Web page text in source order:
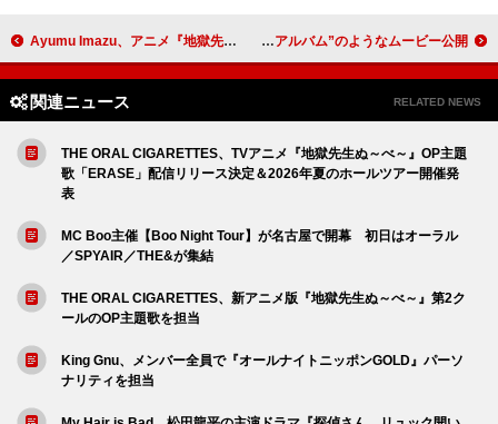
Ayumu Imazu、アニメ『地獄先生ぬ～べ～』EDテーマ「MAGICAL」配信リリース ME:Iのメッセージ入りカード付き『特恋ミルク8.2』発売、“旅のアルバム”のようなムービー公開
関連ニュース RELATED NEWS
THE ORAL CIGARETTES、TVアニメ『地獄先生ぬ～べ～』OP主題
歌「ERASE」配信リリース決定＆2026年夏のホールツアー開催発
表
MC Boo主催【Boo Night Tour】が名古屋で開幕 初日はオーラル
／SPYAIR／THE&が集結
THE ORAL CIGARETTES、新アニメ版『地獄先生ぬ～べ～』第2ク
ールのOP主題歌を担当
King Gnu、メンバー全員で『オールナイトニッポンGOLD』パーソ
ナリティを担当